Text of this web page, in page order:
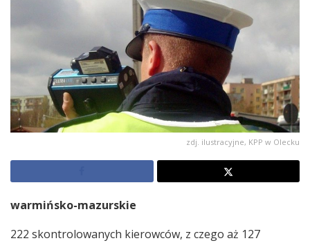
zdj. ilustracyjne, KPP w Olecku
warmińsko-mazurskie
222 skontrolowanych kierowców, z czego aż 127